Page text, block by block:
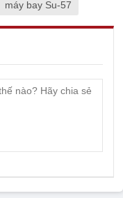
máy bay Su-57